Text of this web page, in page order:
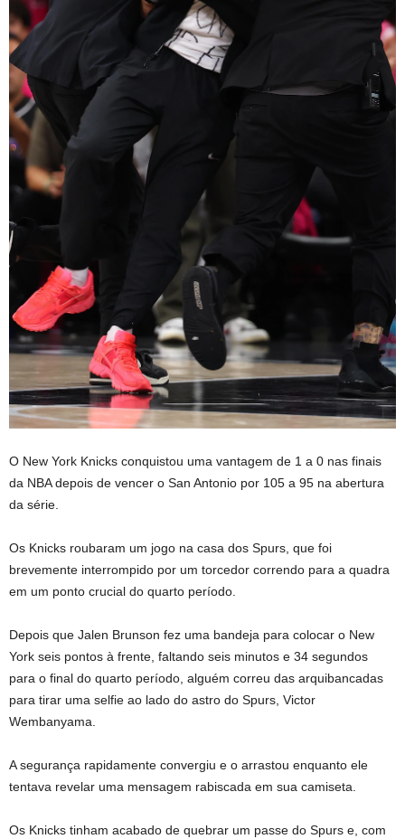
O New York Knicks conquistou uma vantagem de 1 a 0 nas finais
da NBA depois de vencer o San Antonio por 105 a 95 na abertura
da série.
Os Knicks roubaram um jogo na casa dos Spurs, que foi
brevemente interrompido por um torcedor correndo para a quadra
em um ponto crucial do quarto período.
Depois que Jalen Brunson fez uma bandeja para colocar o New
York seis pontos à frente, faltando seis minutos e 34 segundos
para o final do quarto período, alguém correu das arquibancadas
para tirar uma selfie ao lado do astro do Spurs, Victor
Wembanyama.
A segurança rapidamente convergiu e o arrastou enquanto ele
tentava revelar uma mensagem rabiscada em sua camiseta.
Os Knicks tinham acabado de quebrar um passe do Spurs e, com